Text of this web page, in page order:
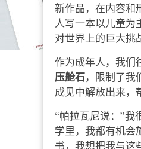
新作品，在内容和
人写一本以儿童为
对世界上的巨大挑
作为成年人，我们
压舱石，限制了我
成见中解放出来，
“帕拉瓦尼说：”我
学里，我都有机会
书，我想把我与这